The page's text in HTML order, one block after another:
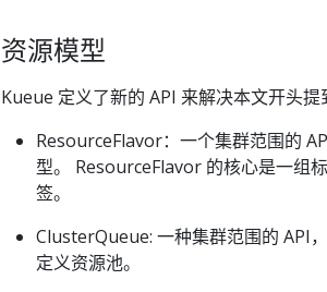
资源模型
Kueue 定义了新的 API 来解决本文开头提
ResourceFlavor：一个集群范围的
型。 ResourceFlavor 的核心是一组
签。
ClusterQueue: 一种集群范围的 API
定义资源池。